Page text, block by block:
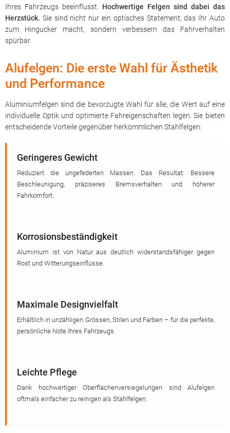
Ihres Fahrzeugs beeinflusst. Hochwertige Felgen sind dabei das
Herzstück. Sie sind nicht nur ein optisches Statement, das Ihr Auto
zum Hingucker macht, sondern verbessern das Fahrverhalten
spürbar.
Alufelgen: Die erste Wahl für Ästhetik
und Performance
Aluminiumfelgen sind die bevorzugte Wahl für alle, die Wert auf eine
individuelle Optik und optimierte Fahreigenschaften legen. Sie bieten
entscheidende Vorteile gegenüber herkömmlichen Stahlfelgen:
Geringeres Gewicht
Reduziert die ungefederten Massen. Das Resultat: Bessere
Beschleunigung, präziseres Bremsverhalten und höherer
Fahrkomfort.
Korrosionsbeständigkeit
Aluminium ist von Natur aus deutlich widerstandsfähiger gegen
Rost und Witterungseinflüsse.
Maximale Designvielfalt
Erhältlich in unzähligen Grössen, Stilen und Farben – für die perfekte,
persönliche Note Ihres Fahrzeugs.
Leichte Pflege
Dank hochwertiger Oberflächenversiegelungen sind Alufelgen
oftmals einfacher zu reinigen als Stahlfelgen.